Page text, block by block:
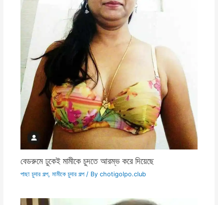
বেডরুমে ঢুকেই মামীকে চুদতে আরম্ভ করে দিয়েছে
পাছা চুদার গল্প, মামীকে চুদার গল্প/ By chotigolpo.club